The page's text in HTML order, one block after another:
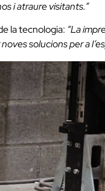
i atraure visitants.”
la tecnologia: “La
solucions per a